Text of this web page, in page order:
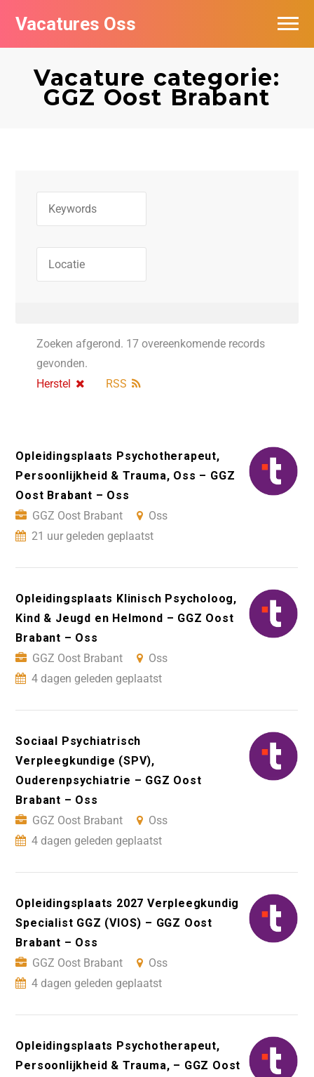
Vacatures Oss
Vacature categorie:
GGZ Oost Brabant
Zoeken afgerond. 17 overeenkomende records
gevonden.
Herstel
RSS
Opleidingsplaats Psychotherapeut,
Persoonlijkheid & Trauma, Oss – GGZ
Oost Brabant – Oss
GGZ Oost Brabant
Oss
21 uur geleden geplaatst
Opleidingsplaats Klinisch Psycholoog,
Kind & Jeugd en Helmond – GGZ Oost
Brabant – Oss
GGZ Oost Brabant
Oss
4 dagen geleden geplaatst
Sociaal Psychiatrisch
Verpleegkundige (SPV),
Ouderenpsychiatrie – GGZ Oost
Brabant – Oss
GGZ Oost Brabant
Oss
4 dagen geleden geplaatst
Opleidingsplaats 2027 Verpleegkundig
Specialist GGZ (VIOS) – GGZ Oost
Brabant – Oss
GGZ Oost Brabant
Oss
4 dagen geleden geplaatst
Opleidingsplaats Psychotherapeut,
Persoonlijkheid & Trauma, – GGZ Oost